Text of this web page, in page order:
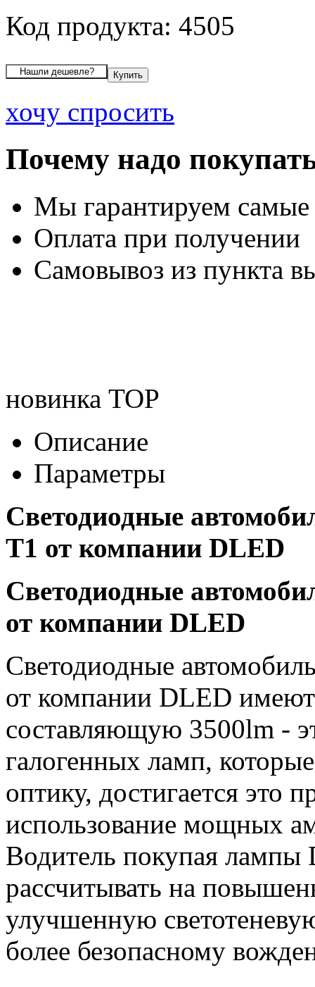
Код продукта: 4505
хочу спросить
Почему надо
Мы гарантируем
Оплата при получении
Самовывоз из пункта
новинка TOP
Описание
Параметры
Светодиодные
T1 от компании DLED
Светодиодные
от компании DLED
Светодиодные
от компании DLED
составляющую 3500lm -
галогенных ламп,
оптику, достигается это
использование мощных
Водитель покупая
рассчитывать на
улучшенную
более безопасному